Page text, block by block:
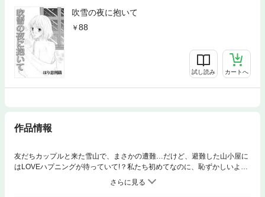
吹雪の夜に抱いて
88
試し読み カートへ
作品情報
友だちカップルと来た雪山で、まさかの遭難…だけど、避難した山小屋に
はLOVEハプニングが待っていて!？私たち初めてなのに、恥ずかしいよ